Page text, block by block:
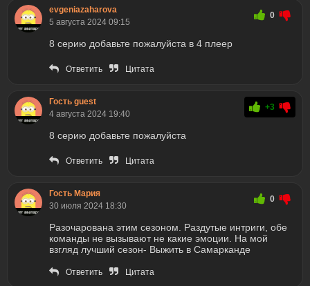
evgeniazaharova
5 августа 2024 09:15
0
8 серию добавьте пожалуйста в 4 плеер
Ответить Цитата
Гость guest
4 августа 2024 19:40
+3
8 серию добавьте пожалуйста
Ответить Цитата
Гость Мария
30 июля 2024 18:30
0
Разочарована этим сезоном. Раздутые интриги, обе
команды не вызывают не какие эмоции. На мой
взгляд лучший сезон- Выжить в Самарканде
Ответить Цитата